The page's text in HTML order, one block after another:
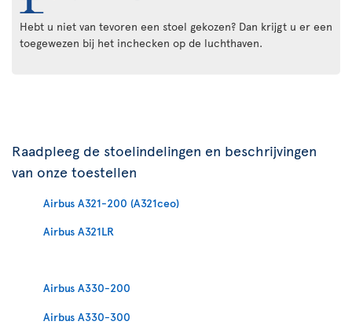
Hebt u niet van tevoren een stoel gekozen? Dan krijgt u er een
toegewezen bij het inchecken op de luchthaven.
Raadpleeg de stoelindelingen en beschrijvingen
van onze toestellen
Airbus A321-200 (A321ceo)
Airbus A321LR
Airbus A330-200
Airbus A330-300